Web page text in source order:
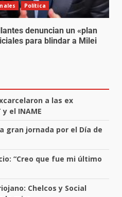
Política
denuncian un «plan
para blindar a Milei
a las ex
el INAME
gran jornada por el Día de
“Creo que fue mi último
Chelcos y Social